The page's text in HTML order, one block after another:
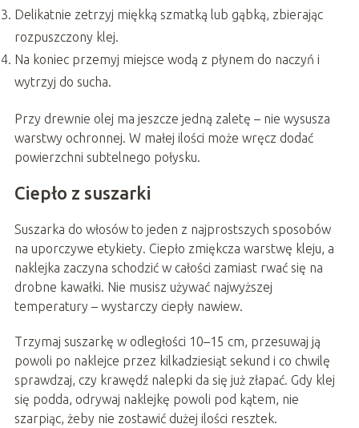
Delikatnie zetrzyj miękką szmatką lub gąbką, zbierając
rozpuszczony klej.
Na koniec przemyj miejsce wodą z płynem do naczyń i
wytrzyj do sucha.
Przy drewnie olej ma jeszcze jedną zaletę – nie wysusza
warstwy ochronnej. W małej ilości może wręcz dodać
powierzchni subtelnego połysku.
Ciepło z suszarki
Suszarka do włosów to jeden z najprostszych sposobów
na uporczywe etykiety. Ciepło zmiękcza warstwę kleju, a
naklejka zaczyna schodzić w całości zamiast rwać się na
drobne kawałki. Nie musisz używać najwyższej
temperatury – wystarczy ciepły nawiew.
Trzymaj suszarkę w odległości 10–15 cm, przesuwaj ją
powoli po naklejce przez kilkadziesiąt sekund i co chwilę
sprawdzaj, czy krawędź nalepki da się już złapać. Gdy klej
się podda, odrywaj naklejkę powoli pod kątem, nie
szarpiąc, żeby nie zostawić dużej ilości resztek.